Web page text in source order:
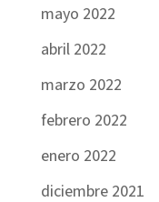
mayo 2022
abril 2022
marzo 2022
febrero 2022
enero 2022
diciembre 2021